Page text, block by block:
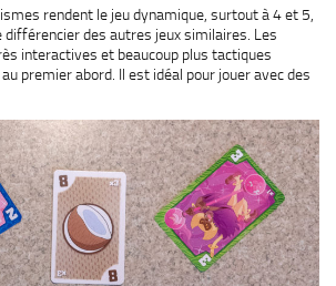
rendent le jeu dynamique, surtout à 4 et 5,
des autres jeux similaires. Les
interactives et beaucoup plus tactiques
au premier abord. Il est idéal pour jouer avec des